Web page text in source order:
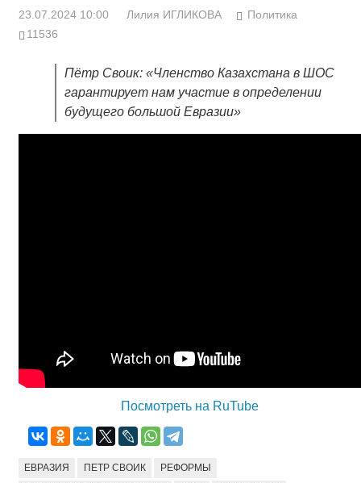
23.07.2024 10:00 Лилия ИГЛИКОВА
Политика
11536
Пётр Своик: «Членство Казахстана в ШОС
гарантирует нам участие в определении
будущего большой Евразии»
Посмотреть на RuTube
ЕВРАЗИЯ ПЕТР СВОИК РЕФОРМЫ